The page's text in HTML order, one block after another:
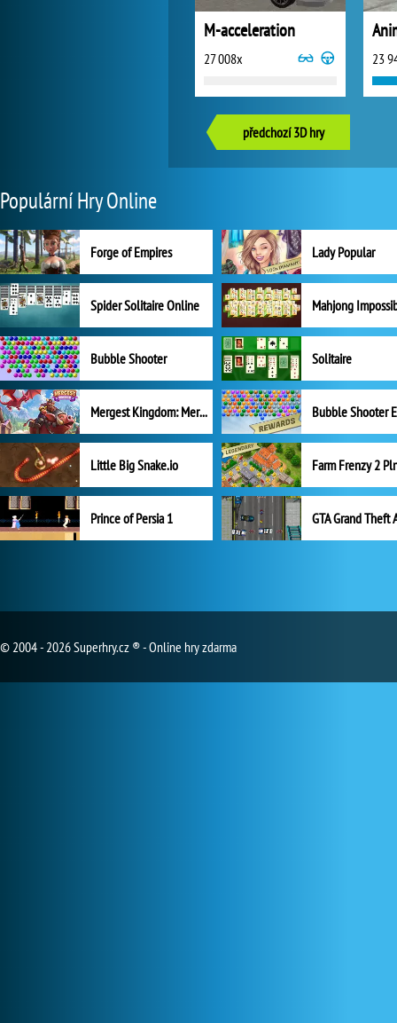
M-acceleration
27 008x 23
předchozí 3D hry
Populární Hry Online
Forge of Empires Lady Popular
Spider Solitaire Online Mahjong
Bubble Shooter Solitaire
Mergest Kingdom: Merge Puzzle
Little Big Snake.io
Prince of Persia 1 GTA Grand Theft
© 2004 - 2026 Superhry.cz ® - Online hry zdarma